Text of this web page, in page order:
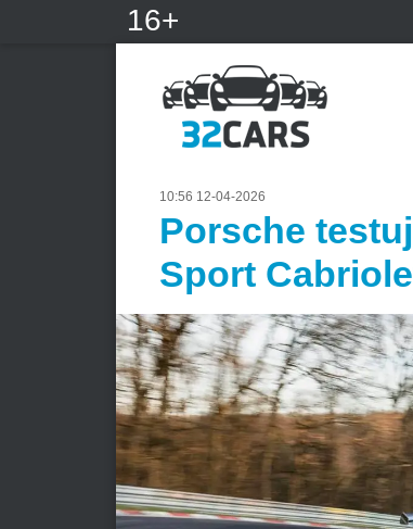
16+
10:56 12-04-2026
Porsche
Sport